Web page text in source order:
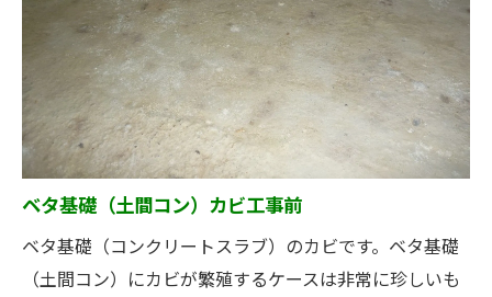
ベタ基礎（土間コン）カビ工事前
ベタ基礎（コンクリートスラブ）のカビです。ベタ基礎
（土間コン）にカビが繁殖するケースは非常に珍しいも